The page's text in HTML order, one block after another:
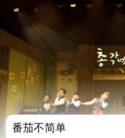
番茄不简单
